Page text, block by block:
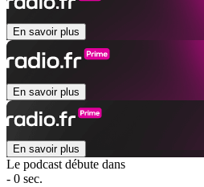
En savoir plus
En savoir plus
En savoir plus
Le podcast débute dans
- 0 sec.